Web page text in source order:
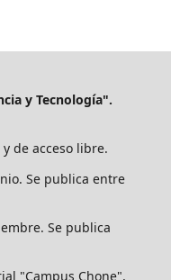
y Tecnología".
de acceso libre.
Se publica entre
Se publica
"Campus Chone",